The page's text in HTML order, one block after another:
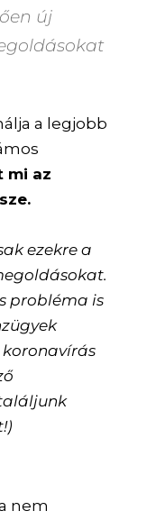
új
a legjobb
mi az
ezekre a
probléma is
koronavírás
nem